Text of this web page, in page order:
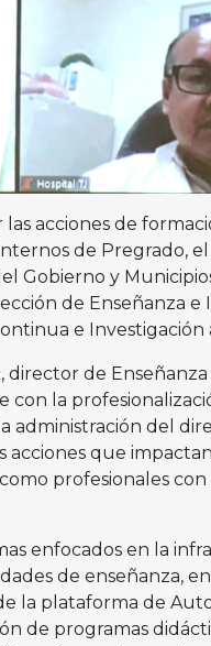
acciones de
de Pregrado,
Gobierno y
de Enseñanza
e Investigación
de
con la
administración del
acciones que
profesionales
enfocados en la
de enseñanza,
la plataforma de
de programas